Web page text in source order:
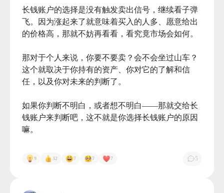
长钱账户的选择是没有触发卖出信号，继续看子弹
飞。因为涨起来了就意味着买入的人多、愿意给出
的价格高，那就不妨再看看，看究竟市场会如何。
那对于个人来说，你要不要卖？会不会坐过山车？
这个就取决于你持有的资产、你对它的了解和信
任，以及你对未来的判断了。
如果你判断不明白，或者想不明白——那就交给长
钱账户来判断吧，这不就是你选择长钱账户的原因
嘛。
9 32 7 7 7 5